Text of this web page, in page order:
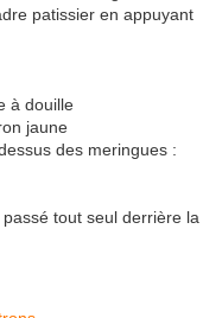
patissier en appuyant
à douille
jaune
des meringues :
tout seul derrière la